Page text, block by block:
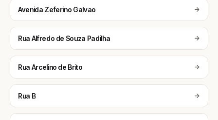
Avenida Zeferino Galvao
Rua Alfredo de Souza Padilha
Rua Arcelino de Brito
Rua B